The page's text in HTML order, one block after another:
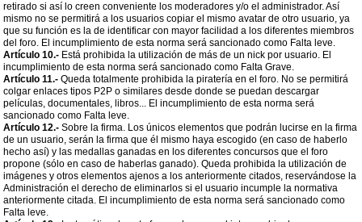
retirado si así lo creen conveniente los moderadores y/o el administrador. Así
mismo no se permitirá a los usuarios copiar el mismo avatar de otro usuario, ya
que su función es la de identificar con mayor facilidad a los diferentes miembros
del foro. El incumplimiento de esta norma será sancionado como Falta leve.
Artículo 10.- Está prohibida la utilización de más de un nick por usuario. El
incumplimiento de esta norma será sancionado como Falta Grave.
Artículo 11.- Queda totalmente prohibida la piratería en el foro. No se permitirá
colgar enlaces tipos P2P o similares desde donde se puedan descargar
películas, documentales, libros... El incumplimiento de esta norma será
sancionado como Falta leve.
Artículo 12.- Sobre la firma. Los únicos elementos que podrán lucirse en la firma
de un usuario, serán la firma que él mismo haya escogido (en caso de haberlo
hecho así) y las medallas ganadas en los diferentes concursos que el foro
propone (sólo en caso de haberlas ganado). Queda prohibida la utilización de
imágenes y otros elementos ajenos a los anteriormente citados, reservándose la
Administración el derecho de eliminarlos si el usuario incumple la normativa
anteriormente citada. El incumplimiento de esta norma será sancionado como
Falta leve.